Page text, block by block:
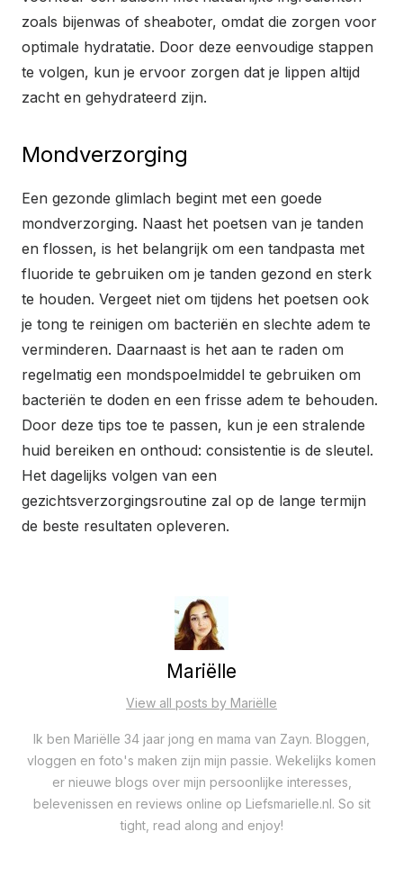
zoals bijenwas of sheaboter, omdat die zorgen voor
optimale hydratatie. Door deze eenvoudige stappen
te volgen, kun je ervoor zorgen dat je lippen altijd
zacht en gehydrateerd zijn.
Mondverzorging
Een gezonde glimlach begint met een goede
mondverzorging. Naast het poetsen van je tanden
en flossen, is het belangrijk om een tandpasta met
fluoride te gebruiken om je tanden gezond en sterk
te houden. Vergeet niet om tijdens het poetsen ook
je tong te reinigen om bacteriën en slechte adem te
verminderen. Daarnaast is het aan te raden om
regelmatig een mondspoelmiddel te gebruiken om
bacteriën te doden en een frisse adem te behouden.
Door deze tips toe te passen, kun je een stralende
huid bereiken en onthoud: consistentie is de sleutel.
Het dagelijks volgen van een
gezichtsverzorgingsroutine zal op de lange termijn
de beste resultaten opleveren.
Mariëlle
View all posts by Mariëlle
Ik ben Mariëlle 34 jaar jong en mama van Zayn. Bloggen,
vloggen en foto's maken zijn mijn passie. Wekelijks komen
er nieuwe blogs over mijn persoonlijke interesses,
belevenissen en reviews online op Liefsmarielle.nl. So sit
tight, read along and enjoy!